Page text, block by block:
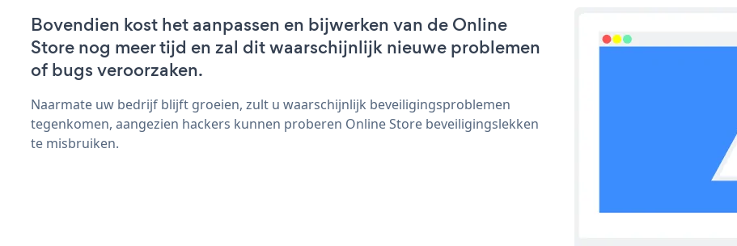
Bovendien kost het aanpassen en bijwerken van de Online
Store nog meer tijd en zal dit waarschijnlijk nieuwe problemen
of bugs veroorzaken.
Naarmate uw bedrijf blijft groeien, zult u waarschijnlijk beveiligingsproblemen
tegenkomen, aangezien hackers kunnen proberen Online Store beveiligingslekken
te misbruiken.